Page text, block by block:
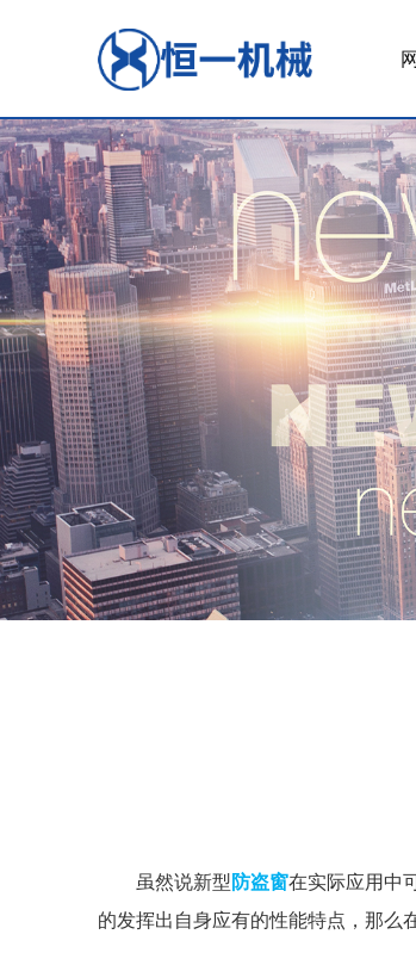
虽然说新型 防盗窗在实际应用中
的发挥出自身应有的性能特点，那么